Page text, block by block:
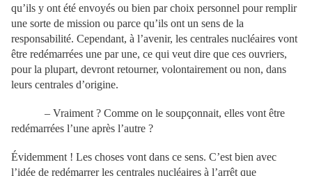
qu’ils y ont été envoyés ou bien par choix personnel pour remplir
une sorte de mission ou parce qu’ils ont un sens de la
responsabilité. Cependant, à l’avenir, les centrales nucléaires vont
être redémarrées une par une, ce qui veut dire que ces ouvriers,
pour la plupart, devront retourner, volontairement ou non, dans
leurs centrales d’origine.
– Vraiment ? Comme on le soupçonnait, elles vont être
redémarrées l’une après l’autre ?
Évidemment ! Les choses vont dans ce sens. C’est bien avec
l’idée de redémarrer les centrales nucléaires à l’arrêt que